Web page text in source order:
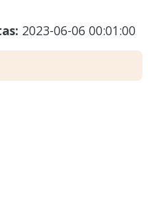
2023-06-06 00:01:00